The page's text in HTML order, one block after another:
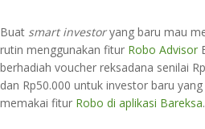
Buat smart investoryang baru mau
rutin menggunakan fitur Robo Advisor
berhadiah voucher reksadana senilai
dan Rp50.000 untuk investor baru
memakai fitur Robo di aplikasi Bareksa.